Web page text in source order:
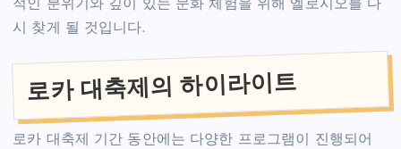
적인 분위기와 깊이 있는 문화 체험을 위해 엘로시오를 다
시 찾게 될 것입니다.
로카 대축제의 하이라이트
로카 대축제 기간 동안에는 다양한 프로그램이 진행되어